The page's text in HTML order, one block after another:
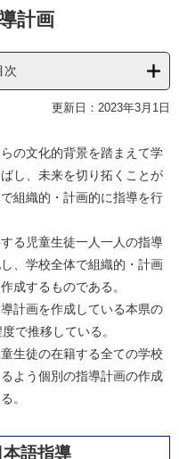
計画
次
更新日：2023年3月1日
の文化的背景を踏まえて学
し、未来を切り拓くことが
組織的・計画的に指導を行
る児童生徒一人一人の指導
、学校全体で組織的・計画
成するものである。
計画を作成している本県の
で推移している。
生徒の在籍する全ての学校
よう個別の指導計画の作成
。
語指導